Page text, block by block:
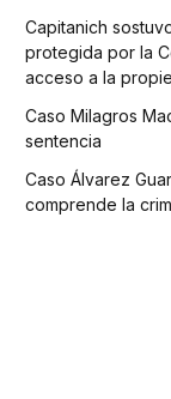
Capitanich
protegida por la
acceso a la
Caso Milagros
sentencia
Caso Álvarez
comprende la